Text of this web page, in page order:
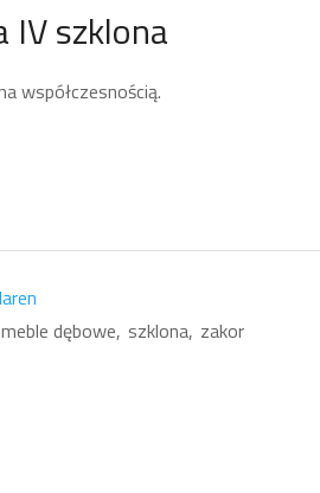
IV szklona
współczesnością.
meble dębowe szklona zakor